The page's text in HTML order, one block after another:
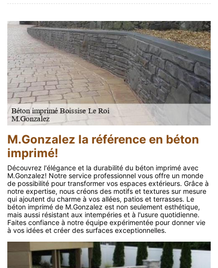
M.Gonzalez la référence en béton
imprimé!
Découvrez l'élégance et la durabilité du béton imprimé avec
M.Gonzalez! Notre service professionnel vous offre un monde
de possibilité pour transformer vos espaces extérieurs. Grâce à
notre expertise, nous créons des motifs et textures sur mesure
qui ajoutent du charme à vos allées, patios et terrasses. Le
béton imprimé de M.Gonzalez est non seulement esthétique,
mais aussi résistant aux intempéries et à l'usure quotidienne.
Faites confiance à notre équipe expérimentée pour donner vie
à vos idées et créer des surfaces exceptionnelles.